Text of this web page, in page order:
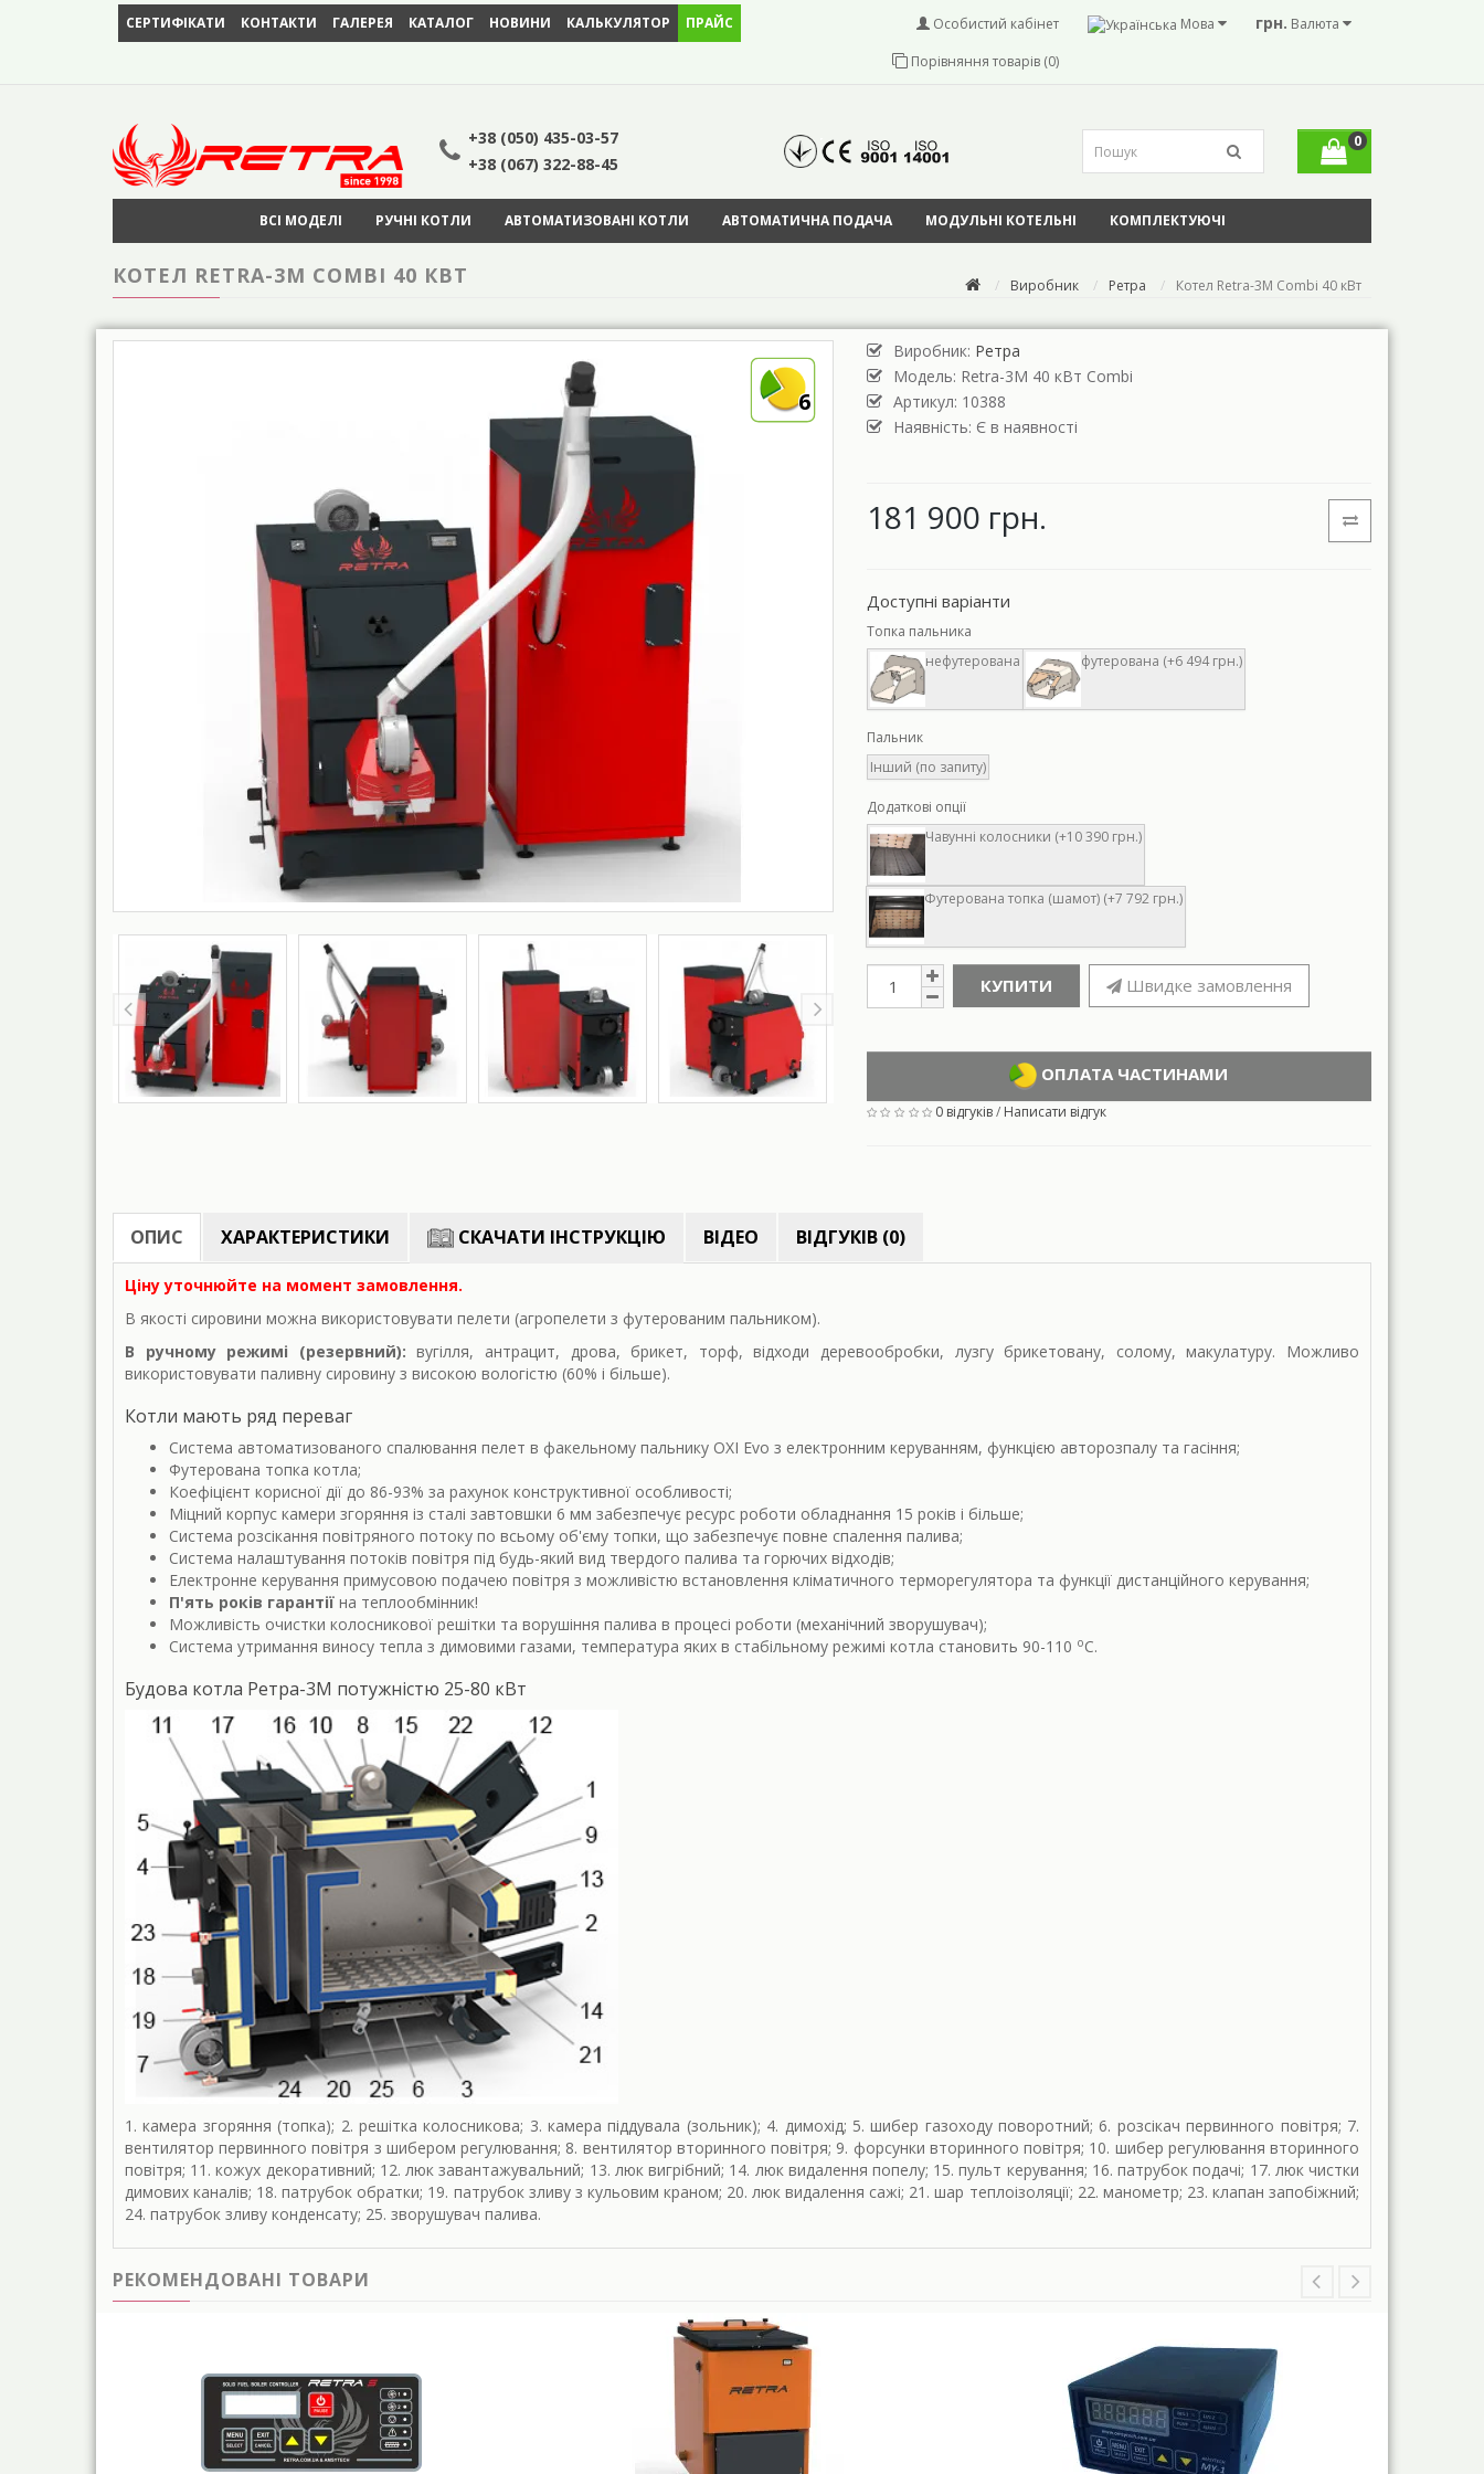
СЕРТИФІКАТИ КОНТАКТИ ГАЛЕРЕЯ КАТАЛОГ НОВИНИ КАЛЬКУЛЯТОР ПРАЙС грн. Валюта
Мова
Особистий кабінет
Порівняння товарів (0)
+38 (050) 435-03-57
+38 (067) 322-88-45
0
ВСІ МОДЕЛІ РУЧНІ КОТЛИ АВТОМАТИЗОВАНІ КОТЛИ АВТОМАТИЧНА ПОДАЧА МОДУЛЬНІ КОТЕЛЬНІ КОМПЛЕКТУЮЧІ
Виробник Ретра Котел Retra-3М Combi 40 кВт
КОТЕЛ RETRA-3М COMBI 40 КВТ
6
Виробник: Ретра
Модель: Retra-3М 40 кВт Combi
Артикул: 10388
Наявність: Є в наявності
181 900 грн.
Доступні варіанти
Топка пальника
нефутерована
футерована (+6 494 грн.)
Пальник
Інший (по запиту)
Додаткові опції
Чавунні колосники (+10 390 грн.)
Футерована топка (шамот) (+7 792 грн.)
КУПИТИ Швидке замовлення
ОПЛАТА ЧАСТИНАМИ
0 відгуків/ Написати відгук
ОПИС ХАРАКТЕРИСТИКИ СКАЧАТИ ІНСТРУКЦІЮ ВІДЕО ВІДГУКІВ (0)
Ціну уточнюйте на момент замовлення.
В якості сировини можна використовувати пелети (агропелети з футерованим пальником).
В ручному режимі (резервний): вугілля, антрацит, дрова, брикет, торф, відходи деревообробки, лузгу брикетовану, солому, макулатуру. Можливо
використовувати паливну сировину з високою вологістю (60% і більше).
Котли мають ряд переваг
Система автоматизованого спалювання пелет в факельному пальнику OXI Evo з електронним керуванням, функцією авторозпалу та гасіння;
Футерована топка котла;
Коефіцієнт корисної дії до 86-93% за рахунок конструктивної особливості;
Міцний корпус камери згоряння із сталі завтовшки 6 мм забезпечує ресурс роботи обладнання 15 років і більше;
Система розсікання повітряного потоку по всьому об'єму топки, що забезпечує повне спалення палива;
Система налаштування потоків повітря під будь-який вид твердого палива та горючих відходів;
Електронне керування примусовою подачею повітря з можливістю встановлення кліматичного терморегулятора та функції дистанційного керування;
П'ять років гарантії на теплообмінник!
Можливість очистки колосникової решітки та ворушіння палива в процесі роботи (механічний зворушувач);
Система утримання виносу тепла з димовими газами, температура яких в стабільному режимі котла становить 90-110 оС.
Будова котла Ретра-3М потужністю 25-80 кВт
1. камера згоряння (топка); 2. решітка колосникова; 3. камера піддувала (зольник); 4. димохід; 5. шибер газоходу поворотний; 6. розсікач первинного повітря; 7.
вентилятор первинного повітря з шибером регулювання; 8. вентилятор вторинного повітря; 9. форсунки вторинного повітря; 10. шибер регулювання вторинного
повітря; 11. кожух декоративний; 12. люк завантажувальний; 13. люк вигрібний; 14. люк видалення попелу; 15. пульт керування; 16. патрубок подачі; 17. люк чистки
димових каналів; 18. патрубок обратки; 19. патрубок зливу з кульовим краном; 20. люк видалення сажі; 21. шар теплоізоляції; 22. манометр; 23. клапан запобіжний;
24. патрубок зливу конденсату; 25. зворушувач палива.
РЕКОМЕНДОВАНІ ТОВАРИ